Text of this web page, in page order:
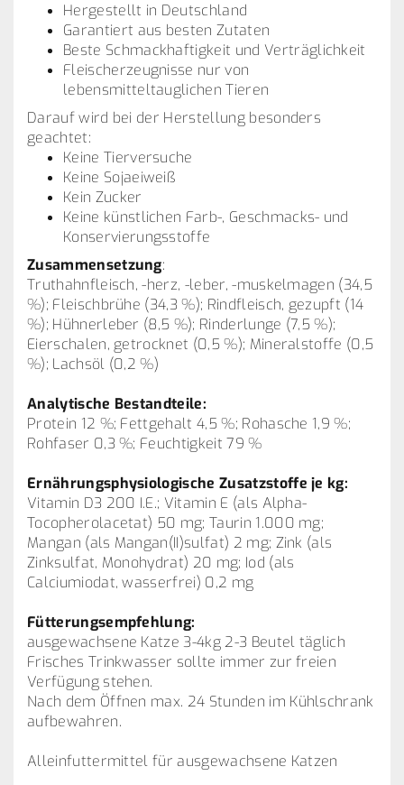
Hergestellt in Deutschland
Garantiert aus besten Zutaten
Beste Schmackhaftigkeit und Verträglichkeit
Fleischerzeugnisse nur von
lebensmitteltauglichen Tieren
Darauf wird bei der Herstellung besonders
geachtet:
Keine Tierversuche
Keine Sojaeiweiß
Kein Zucker
Keine künstlichen Farb-, Geschmacks- und
Konservierungsstoffe
Zusammensetzung:
Truthahnfleisch, -herz, -leber, -muskelmagen (34,5
%); Fleischbrühe (34,3 %); Rindfleisch, gezupft (14
%); Hühnerleber (8,5 %); Rinderlunge (7,5 %);
Eierschalen, getrocknet (0,5 %); Mineralstoffe (0,5
%); Lachsöl (0,2 %)
Analytische Bestandteile:
Protein 12 %; Fettgehalt 4,5 %; Rohasche 1,9 %;
Rohfaser 0,3 %; Feuchtigkeit 79 %
Ernährungsphysiologische Zusatzstoffe je kg:
Vitamin D3 200 I.E.; Vitamin E (als Alpha-
Tocopherolacetat) 50 mg; Taurin 1.000 mg;
Mangan (als Mangan(II)sulfat) 2 mg; Zink (als
Zinksulfat, Monohydrat) 20 mg; Iod (als
Calciumiodat, wasserfrei) 0,2 mg
Fütterungsempfehlung:
ausgewachsene Katze 3-4kg 2-3 Beutel täglich
Frisches Trinkwasser sollte immer zur freien
Verfügung stehen.
Nach dem Öffnen max. 24 Stunden im Kühlschrank
aufbewahren.
Alleinfuttermittel für ausgewachsene Katzen